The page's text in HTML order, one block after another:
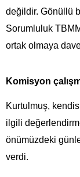
değildir. Gönüllü
Sorumluluk
ortak olmaya
Komisyon
Kurtulmuş,
ilgili
önümüzdeki
verdi.